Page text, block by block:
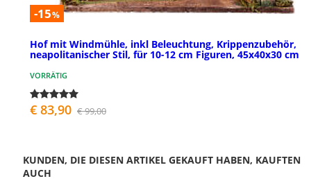
-15%
Hof mit Windmühle, inkl Beleuchtung, Krippenzubehör,
neapolitanischer Stil, für 10-12 cm Figuren, 45x40x30 cm
VORRÄTIG
€ 83,90 € 99,00
KUNDEN, DIE DIESEN ARTIKEL GEKAUFT HABEN, KAUFTEN
AUCH